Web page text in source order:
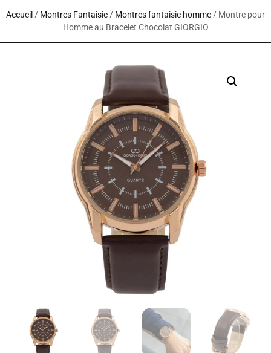
Accueil / Montres Fantaisie / Montres fantaisie homme / Montre pour
Homme au Bracelet Chocolat GIORGIO